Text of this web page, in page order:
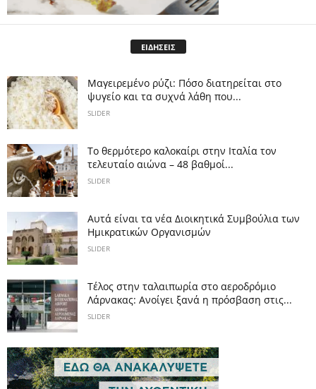
ΕΙΔΗΣΕΙΣ
Μαγειρεμένο ρύζι: Πόσο διατηρείται στο
ψυγείο και τα συχνά λάθη που...
SLIDER
Το θερμότερο καλοκαίρι στην Ιταλία τον
τελευταίο αιώνα – 48 βαθμοί...
SLIDER
Αυτά είναι τα νέα Διοικητικά Συμβούλια των
Ημικρατικών Οργανισμών
SLIDER
Tέλος στην ταλαιπωρία στο αεροδρόμιο
Λάρνακας: Ανοίγει ξανά η πρόσβαση στις...
SLIDER